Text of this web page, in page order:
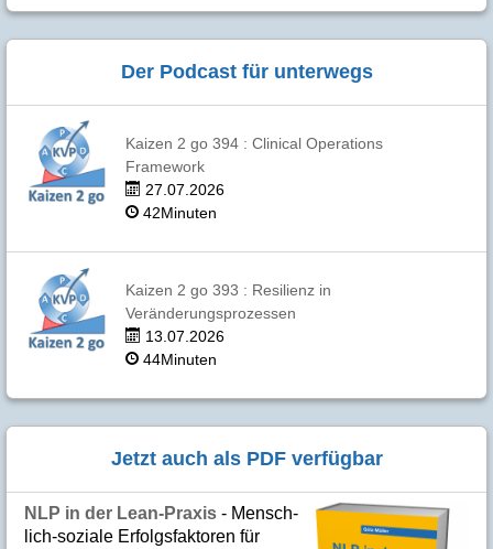
Der Podcast für unterwegs
Kaizen 2 go 394 : Clinical Operations
Framework
27.07.2026
42Minuten
Kaizen 2 go 393 : Resilienz in
Veränderungsprozessen
13.07.2026
44Minuten
Jetzt auch als PDF verfügbar
NLP in der Lean-Praxis - Mensch­
lich-soziale Er­folgs­fak­to­ren für